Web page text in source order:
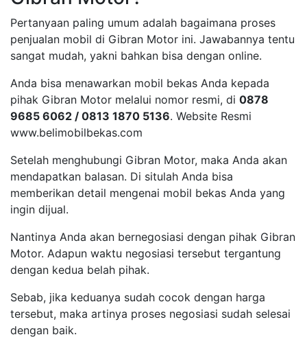
Pertanyaan paling umum adalah bagaimana proses
penjualan mobil di Gibran Motor ini. Jawabannya tentu
sangat mudah, yakni bahkan bisa dengan online.
Anda bisa menawarkan mobil bekas Anda kepada
pihak Gibran Motor melalui nomor resmi, di 0878
9685 6062 / 0813 1870 5136. Website Resmi
www.belimobilbekas.com
Setelah menghubungi Gibran Motor, maka Anda akan
mendapatkan balasan. Di situlah Anda bisa
memberikan detail mengenai mobil bekas Anda yang
ingin dijual.
Nantinya Anda akan bernegosiasi dengan pihak Gibran
Motor. Adapun waktu negosiasi tersebut tergantung
dengan kedua belah pihak.
Sebab, jika keduanya sudah cocok dengan harga
tersebut, maka artinya proses negosiasi sudah selesai
dengan baik.